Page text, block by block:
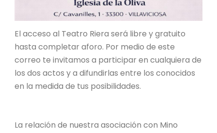
El acceso al Teatro Riera será libre y gratuito
hasta completar aforo. Por medio de este
correo te invitamos a participar en cualquiera de
los dos actos y a difundirlas entre los conocidos
en la medida de tus posibilidades.
La relación de nuestra asociación con Mino